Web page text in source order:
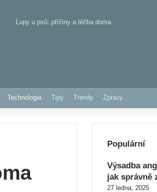
Lupy u psů: příčiny a léčba doma
Technologie Tipy Trendy Zpravy
Populární
Výsadba
jak správně
27 ledna, 2025